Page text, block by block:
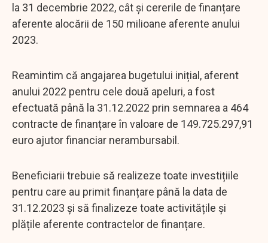
la 31 decembrie 2022, cât și cererile de finanțare
aferente alocării de 150 milioane aferente anului
2023.
Reamintim că angajarea bugetului inițial, aferent
anului 2022 pentru cele două apeluri, a fost
efectuată până la 31.12.2022 prin semnarea a 464
contracte de finanțare în valoare de 149.725.297,91
euro ajutor financiar nerambursabil.
Beneficiarii trebuie să realizeze toate investițiile
pentru care au primit finanțare până la data de
31.12.2023 și să finalizeze toate activitățile și
plățile aferente contractelor de finanțare.